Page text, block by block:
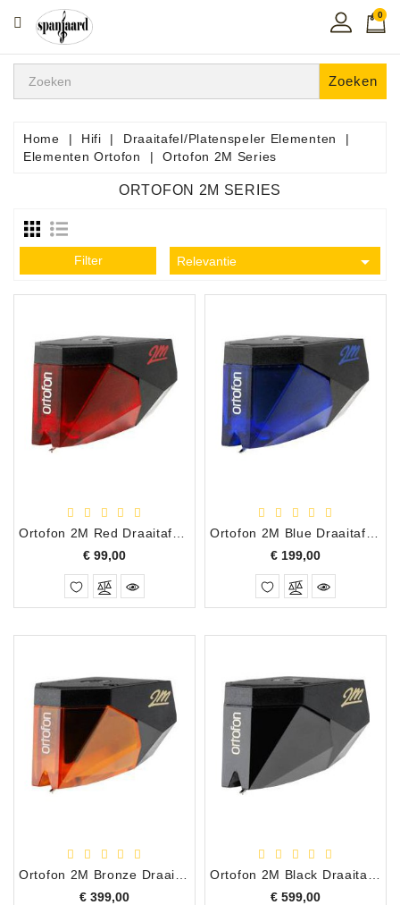
CATEGORIE
Home
In
De
Instrumenten
Hifi
Pro
Audio
Apparatuur
Opname
Blaasinstrumenten
Slaginstrumenten
Microfoons
Versterking
Celtic
Instruments
Shop
Bladmuziek
DEMO
0
Zoeken
Home Hifi
Draaitafel/Platenspeler Elementen
Elementen Ortofon
Ortofon 2M Series
ORTOFON 2M SERIES
Filter Relevantie 
Ortofon 2M Red Draaitafel Element
€ 99,00Prijs
Ortofon 2M Blue Draaitafel Element
€ 199,00Prijs
€ 399,00Prijs
€ 599,00Prijs